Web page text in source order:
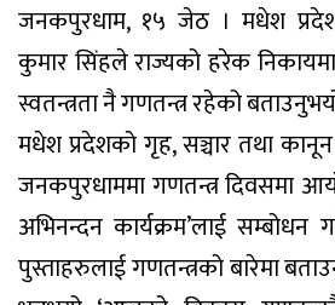
जनकपुरधाम, १५ जेठ । मधेश
कुमार सिंहले राज्यको हरेक
स्वतन्त्रता नै गणतन्त्र रहेको
मधेश प्रदेशको गृह, सञ्चार तथा कानून
जनकपुरधाममा गणतन्त्र दिवसमा
अभिनन्दन कार्यक्रम’लाई सम्बोधन
पुस्ताहरुलाई गणतन्त्रको बारेमा